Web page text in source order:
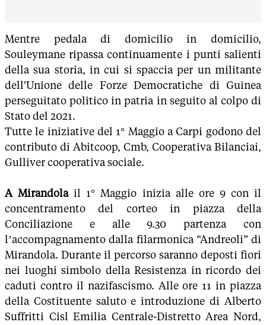
Mentre pedala di domicilio in domicilio,
Souleymane ripassa continuamente i punti salienti
della sua storia, in cui si spaccia per un militante
dell'Unione delle Forze Democratiche di Guinea
perseguitato politico in patria in seguito al colpo di
Stato del 2021.
Tutte le iniziative del 1° Maggio a Carpi godono del
contributo di Abitcoop, Cmb, Cooperativa Bilanciai,
Gulliver cooperativa sociale.
A Mirandola il 1° Maggio inizia alle ore 9 con il
concentramento del corteo in piazza della
Conciliazione e alle 9.30 partenza con
l’accompagnamento dalla filarmonica “Andreoli” di
Mirandola. Durante il percorso saranno deposti fiori
nei luoghi simbolo della Resistenza in ricordo dei
caduti contro il nazifascismo. Alle ore 11 in piazza
della Costituente saluto e introduzione di Alberto
Suffritti Cisl Emilia Centrale-Distretto Area Nord,